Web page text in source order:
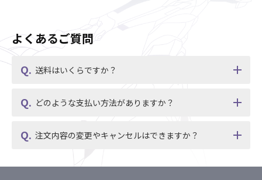
よくあるご質問
送料はいくらですか？
どのような支払い方法がありますか？
注文内容の変更やキャンセルはできますか？